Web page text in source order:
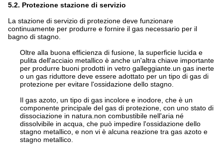
5.2. Protezione stazione di servizio
La stazione di servizio di protezione deve funzionare
continuamente per produrre e fornire il gas necessario per il
bagno di stagno.
Oltre alla buona efficienza di fusione, la superficie lucida e
pulita dell'acciaio metallico è anche un'altra chiave importante
per produrre buoni prodotti in vetro galleggiante.un gas inerte
o un gas riduttore deve essere adottato per un tipo di gas di
protezione per evitare l'ossidazione dello stagno.
Il gas azoto, un tipo di gas incolore e inodore, che è un
componente principale del gas di protezione, con uno stato di
dissociazione in natura.non combustibile nell'aria né
dissolvibile in acqua, che può impedire l'ossidazione dello
stagno metallico, e non vi è alcuna reazione tra gas azoto e
stagno metallico.